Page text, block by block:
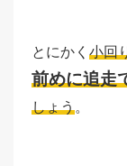
とにかく 小回
前めに追走
しょう。